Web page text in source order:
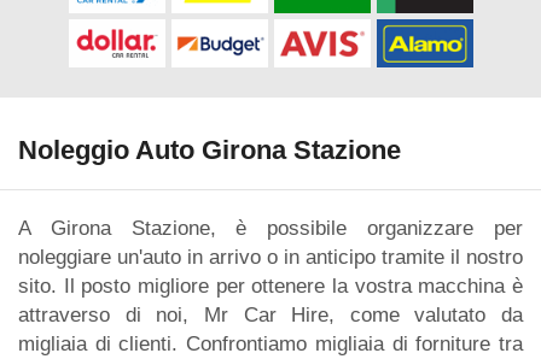
Noleggio Auto Girona Stazione
A Girona Stazione, è possibile organizzare per
noleggiare un'auto in arrivo o in anticipo tramite il nostro
sito. Il posto migliore per ottenere la vostra macchina è
attraverso di noi, Mr Car Hire, come valutato da
migliaia di clienti. Confrontiamo migliaia di forniture tra